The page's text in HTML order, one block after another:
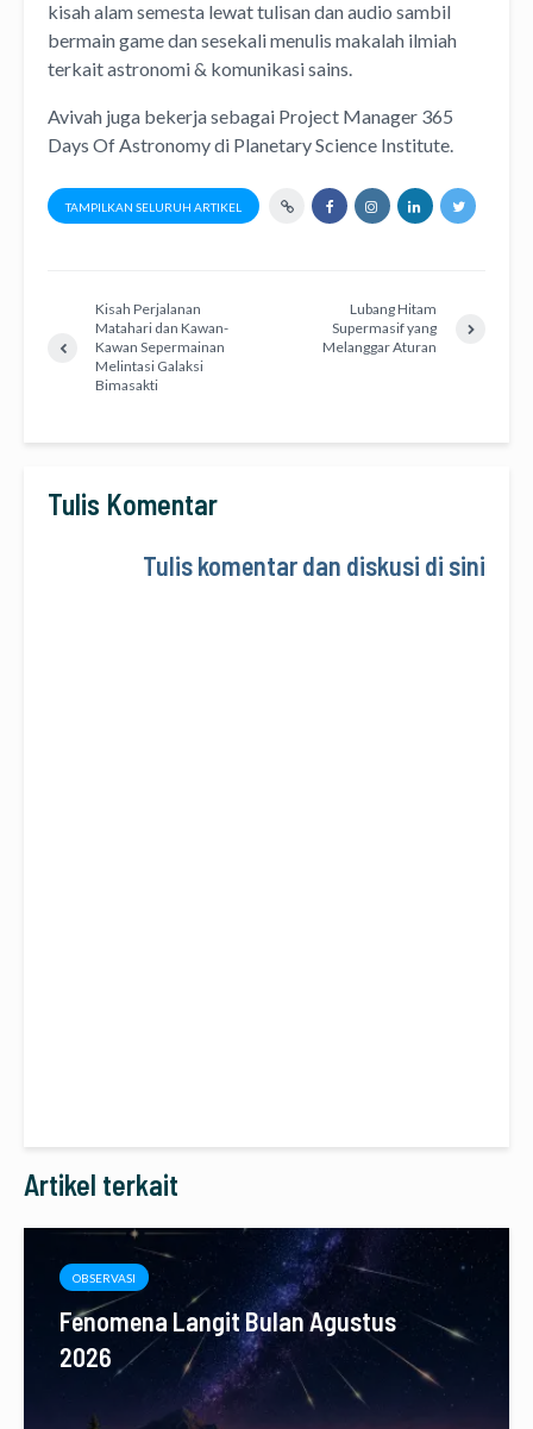
kisah alam semesta lewattulisandanaudio sambil
bermain game dan sesekali menulis makalah ilmiah
terkait astronomi & komunikasi sains.
Avivah juga bekerja sebagai Project Manager 365
Days Of Astronomydi Planetary Science Institute.
TAMPILKAN SELURUH ARTIKEL
Kisah Perjalanan
Matahari dan Kawan-
Kawan Sepermainan
Melintasi Galaksi
Bimasakti
Lubang Hitam
Supermasif yang
Melanggar Aturan
Tulis Komentar
Tulis komentar dan diskusi di sini
Artikel terkait
OBSERVASI
Fenomena Langit Bulan Agustus
2026